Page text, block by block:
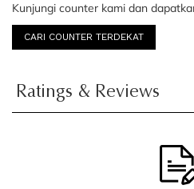
Kunjungi counter kami dan
CARI COUNTER TERDEKAT
Ratings & Reviews